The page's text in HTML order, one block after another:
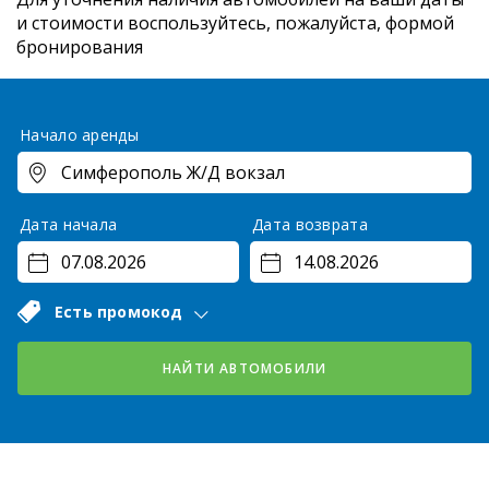
и стоимости воспользуйтесь, пожалуйста, формой
бронирования
Начало аренды
Дата начала Дата возврата
Есть промокод
НАЙТИ АВТОМОБИЛИ